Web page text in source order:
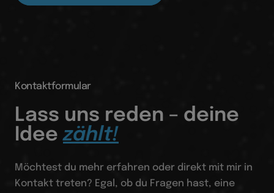
Kontaktformular
Lass uns reden – deine
Ideezählt!
Möchtest du mehr erfahren oder direkt mit mir in
Kontakt treten? Egal, ob du Fragen hast, eine